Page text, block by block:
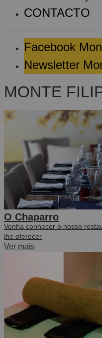
CONTACTO
Facebook
Newsletter
MONTE
O Chaparro
Venha conhecer o nosso
lhe oferecer
Ver mais